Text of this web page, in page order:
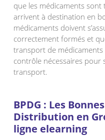
que les médicaments
arrivent à destination en
médicaments doivent
correctement formés et
transport de
contrôle nécessaires pour
transport.
BPDG : Les
Distribution en
ligne elearning